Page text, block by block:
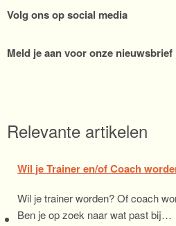
Volg ons op social media
Meld je aan voor onze nieuwsbrief
Relevante artikelen
Wil je Trainer en/of Coach
Wil je trainer worden? Of coach
Ben je op zoek naar wat past bij…